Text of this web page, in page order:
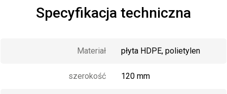
Specyfikacja techniczna
Materiał płyta HDPE, polietylen
szerokość 120 mm